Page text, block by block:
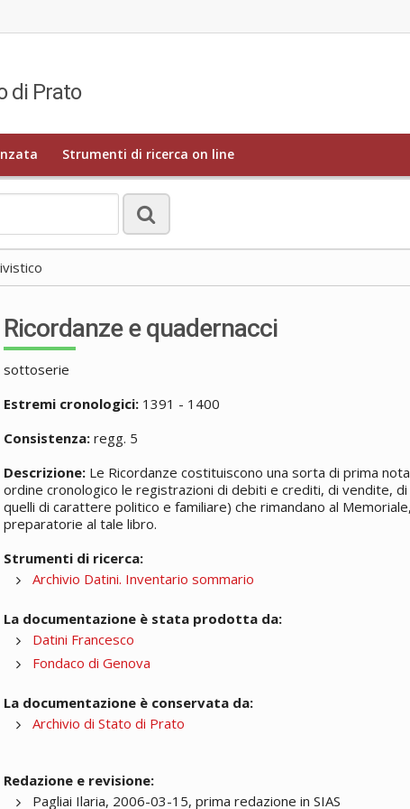
di Prato
Strumenti di ricerca on line
Ricordanze e quadernacci
sottoserie
Estremi cronologici: 1391 - 1400
Consistenza: regg. 5
Descrizione: Le Ricordanze costituiscono una sorta di prima
ordine cronologico le registrazioni di debiti e crediti, di vendite,
quelli di carattere politico e familiare) che rimandano al
preparatorie al tale libro.
Strumenti di ricerca:
Archivio Datini. Inventario sommario
La documentazione è stata prodotta da:
Datini Francesco
Fondaco di Genova
La documentazione è conservata da:
Archivio di Stato di Prato
Redazione e revisione:
Pagliai Ilaria, 2006-03-15, prima redazione in SIAS